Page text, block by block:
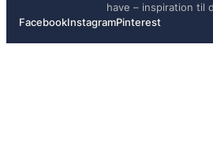
have – inspiration til
FacebookInstagramPinterest